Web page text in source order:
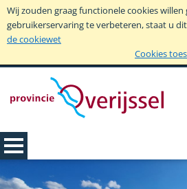
Wij zouden graag functionele cookies
gebruikerservaring te verbeteren, staat u
de cookiewet
Cookies